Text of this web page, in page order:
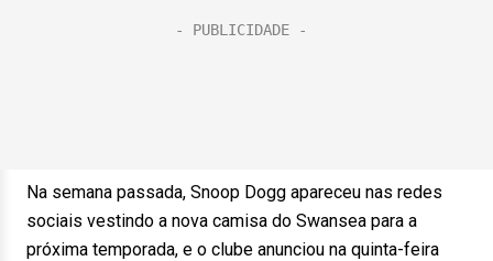
Na semana passada, Snoop Dogg apareceu nas redes
sociais vestindo a nova camisa do Swansea para a
próxima temporada, e o clube anunciou na quinta-feira